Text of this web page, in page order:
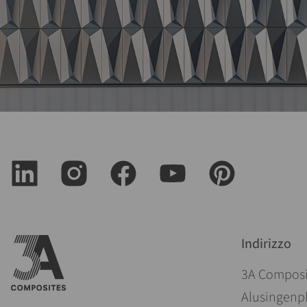
Indirizzo
3A